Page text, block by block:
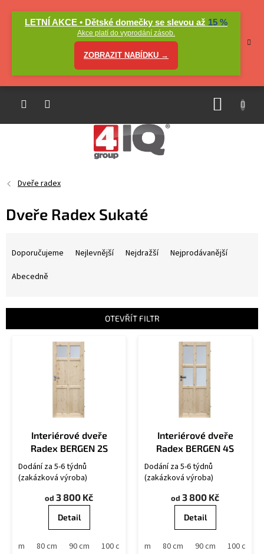
LETNÍ AKCE • Dětské domečky se slevou až 15 %
Akce platí do vyprodání zásob.
ZOBRAZIT NABÍDKU →
Dveře radex
Dveře Radex Sukaté
r
Doporučujeme Nejlevnější Nejdražší
Nejprodávanější
Abecedně
OTEVŘÍT FILTR
Interiérové dveře
Radex BERGEN 2S
Dodání za 5-6 týdnů
(zakázková výroba)
od 3 800 Kč
Detail
70 cm 80 cm 90 cm 100 cm
Interiérové dveře
Radex BERGEN 4S
Dodání za 5-6 týdnů
(zakázková výroba)
od 3 800 Kč
Detail
60 cm 70 cm 80 cm 90 cm 100 cm